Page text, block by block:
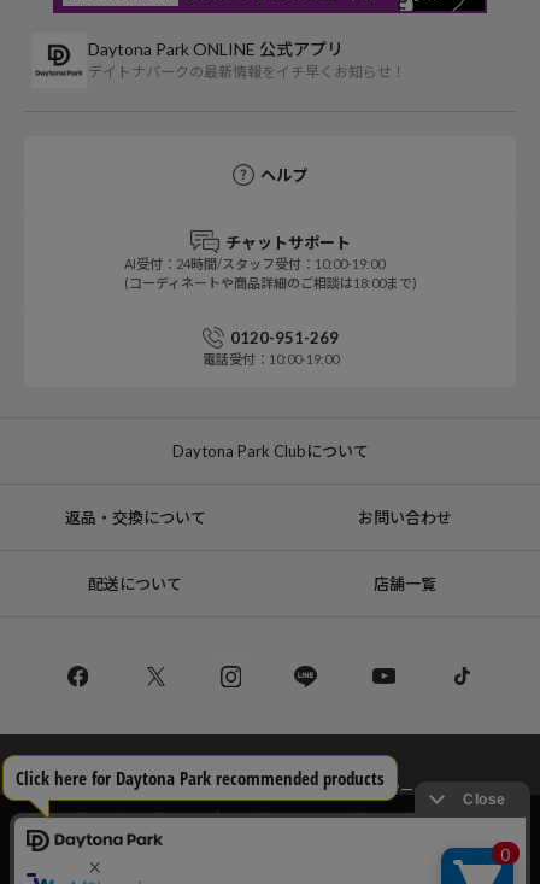
Daytona Park ONLINE 公式アプリ
デイトナパークの最新情報をイチ早くお知らせ！
ヘルプ
チャットサポート
AI受付：24時間/スタッフ受付：10:00-19:00
(コーディネートや商品詳細のご相談は18:00まで)
0120-951-269
電話受付：10:00-19:00
Daytona Park Clubについて
返品・交換について お問い合わせ
配送について 店舗一覧
コーポレートサイト リクルート
サステナブルマークについて
プライバシーポリシー
特定商取引法・古物営業法に基づく表記
当サイトでは利用体験の向上およびコンテンツの最適な提供、トラフィック
の分析を目的としてCookieを使用しています。